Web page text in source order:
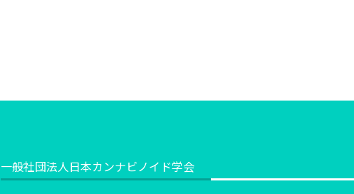
一般社団法人日本カンナビノイド学会